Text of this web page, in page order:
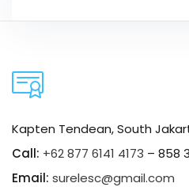
Kapten Tendean, South
Call: +62 877 6141 4173 – 858
Email: surelesc@gmail.com